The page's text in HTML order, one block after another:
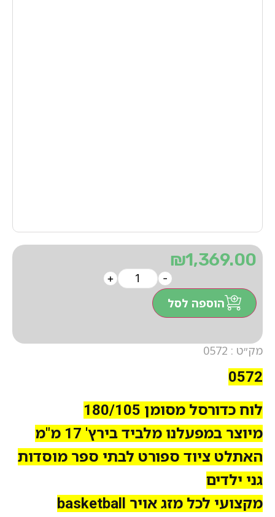
מק״ט : 0572
0572
לוח כדורסל מסומן 180/105
מיוצר במפעלנו מלביד בירץ' 17 מ"מ
האתלט ציוד ספורט לבתי ספר מוסדות
גני ילדים
מקצועי לכל מזג אויר basketball
₪1,369.00
-
+
הוספה לסל